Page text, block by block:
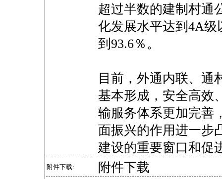
超过半数的建制村通
化发展水平达到4A
到93.6％。
目前，外通内联、通
基本形成，安全高效
输服务体系更加完善
面振兴的作用进一步
建设的重要窗口和促
附件下载: 附件下载